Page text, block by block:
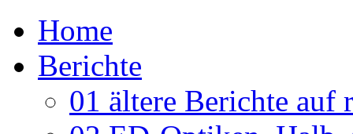
Home
Berichte
01 ältere Berichte auf